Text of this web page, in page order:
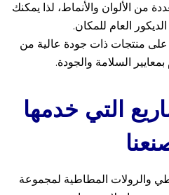
من الألوان والأنماط، لذا يمكنك
العام للمكان.
منتجات ذات جودة عالية من
السلامة والجودة.
التي خدمها
والرولات المطاطية لمجموعة